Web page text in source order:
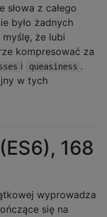
słowa z całego
było żadnych
że lubi
kompresować za
i queasiness .
w tych
168
wyprowadza
się na